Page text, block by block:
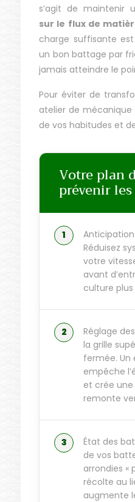
s’agit de maintenir
sur le flux de
charge suffisante est
un bon battage par
jamais atteindre le
Pour éviter de
atelier de mécanique
de vos habitudes et
Votre plan
prévenir
Réduisez
votre
avant
culture
Réglage
la grille
fermée. Un
empêche
et crée
remonte
État des
de vos
arrondies «
récolte au
augmente